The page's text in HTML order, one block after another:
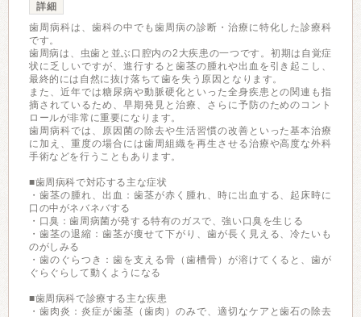
詳細
歯周病科は、歯科の中でも歯周病の診断・治療に特化した診療科
です。
歯周病は、虫歯と並ぶ口腔内の2大疾患の一つです。初期は自覚症
状に乏しいですが、進行すると歯茎の腫れや出血を引き起こし、
最終的には自然に抜け落ちて歯を失う原因となります。
また、近年では糖尿病や動脈硬化といった全身疾患との関連も指
摘されているため、早期発見と治療、さらに予防のためのコント
ロールが非常に重要になります。
歯周病科では、原因菌の除去や生活習慣の改善といった基本治療
に加え、重度の場合には歯周組織を再生させる治療や高度な外科
手術などを行うこともあります。
■歯周病科で対応する主な症状
・歯茎の腫れ、出血：歯茎が赤く腫れ、時に出血する、起床時に
口の中がネバネバする
・口臭：歯周病菌が発する特有のガスで、強い口臭を生じる
・歯茎の退縮：歯茎が痩せて下がり、歯が長く見える、冷たいも
のがしみる
・歯のぐらつき：歯を支える骨（歯槽骨）が溶けてくると、歯が
ぐらぐらして動くようになる
■歯周病科で診療する主な疾患
・歯肉炎：炎症が歯茎（歯肉）のみで、適切なケアと歯石の除去